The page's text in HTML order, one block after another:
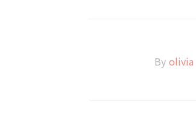
By olivia